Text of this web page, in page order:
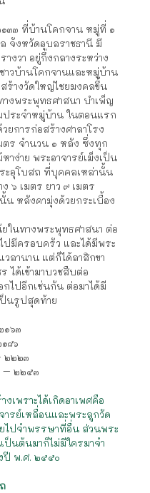
๓๓ ที่บ้านโคกจาน หมู่ที่ ๑
จังหวัดอุบลราชธานี มี
งวา อยู่กึ่งกลางระหว่าง
าวบ้านโคกจานและหมู่บ้าน
ร้างวัดใหญ่ไชยมงคลขึ้น
งพระพุทธศาสนา บำเพ็ญ
ระจำหมู่บ้าน ในตอนแรก
การก่อสร้างศาลาโรง
ตร จำนวน ๑ หลัง ซึ่งทุก
าง่าย พระอาจารย์เม็งเป็น
ะอุโบสถ ที่บุคคลเหล่านั้น
๖ เมตร ยาว ๙ เมตร
น หลังคามุ่งด้วยกระเบื้อง
ในทางพระพุทธศาสนา ต่อ
ปมีครอบครัว และได้มีพระ
วลานาน แต่ก็ได้ลาสิกขา
ได้เข้ามาบวชสืบต่อ
ไปอีกเช่นกัน ต่อมาได้มี
ป็นรูปสุดท้าย
๑๖๓
๘๖
๒๒๒๓
– ๒๒๕๓
เพราะได้เกิดอาเพศคือ
ารย์เหลื่อนและพระลูกวัด
ไปจำพรรษาที่อื่น ส่วนพระ
ป็นต้นมาก็ไม่มีใครมาจำ
ปี พ.ศ. ๒๕๕๐